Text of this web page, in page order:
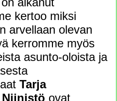
kertoo miksi
arvellaan olevan
kerromme myös
asunto-oloista ja
Tarja
ovat